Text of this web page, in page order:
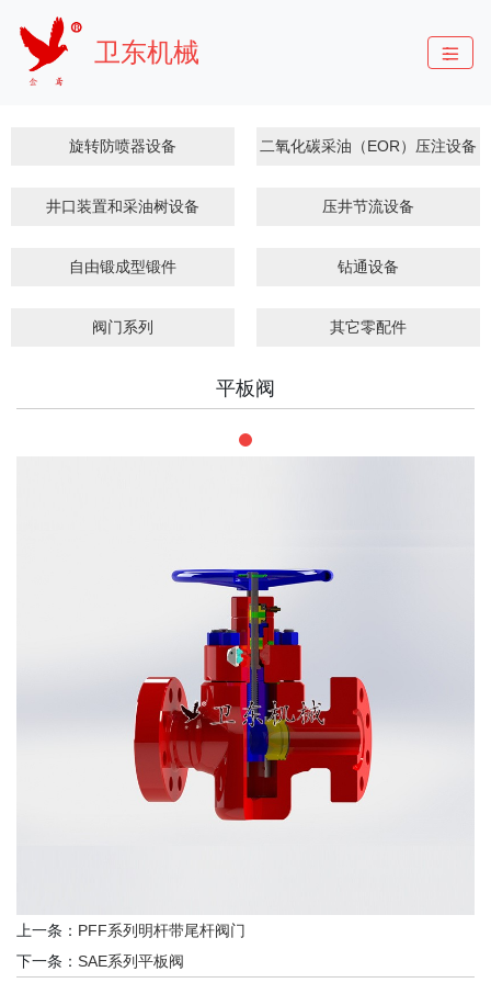
卫东机械
旋转防喷器设备 二氧化碳采油（EOR）压注设备
井口装置和采油树设备 压井节流设备
自由锻成型锻件 钻通设备
阀门系列 其它零配件
平板阀
上一条： PFF系列明杆带尾杆阀门
下一条： SAE系列平板阀